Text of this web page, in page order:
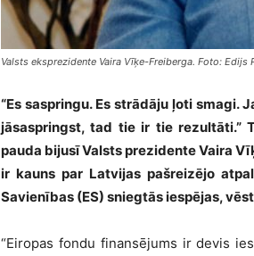
Valsts eksprezidente Vaira Vīķe-Freiberga. Foto: Edijs
“Es saspringu. Es strādāju ļoti smagi.
jāsaspringst, tad tie ir tie rezultāti.”
pauda bijusī Valsts prezidente Vaira
ir kauns par Latvijas pašreizējo
Savienības (ES) sniegtās iespējas,
“Eiropas fondu finansējums ir devis